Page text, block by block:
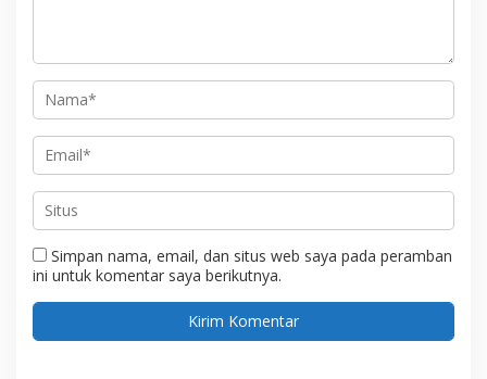
Simpan nama, email, dan situs web saya pada peramban
ini untuk komentar saya berikutnya.